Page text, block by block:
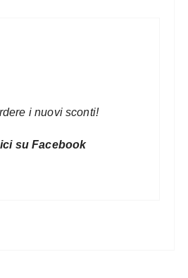
i nuovi sconti!
su Facebook